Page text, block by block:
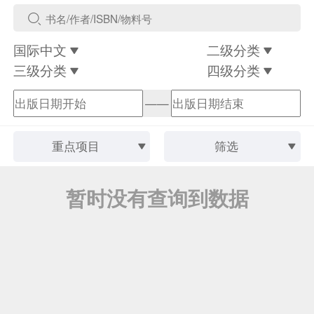
国际中文
二级分类
三级分类
四级分类
——
重点项目 筛选
暂时没有查询到数据